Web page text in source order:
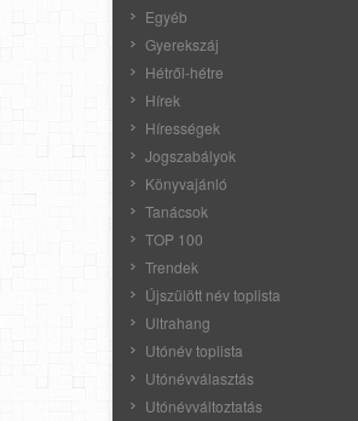
Egyéb
Gyerekszáj
Hétről-hétre
Hírek
Hírességek
Jogszabályok
Könyvajánló
Tanácsok
TOP 100
Trendek
Újszülött név toplista
Ultrahang
Utónév toplista
Utónévválasztás
Utónévváltoztatás